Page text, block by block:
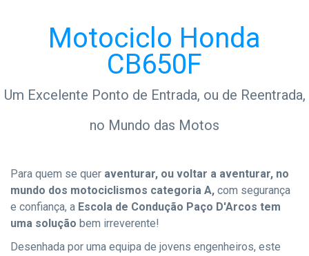
Motociclo Honda
CB650F
Um Excelente Ponto de Entrada, ou de Reentrada,
no Mundo das Motos
Para quem se quer aventurar, ou voltar a aventurar, no
mundo dos motociclismos categoria A, com segurança
e confiança, a Escola de Condução Paço D'Arcos tem
uma solução bem irreverente!
Desenhada por uma equipa de jovens engenheiros, este